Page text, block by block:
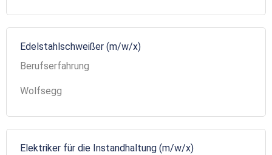
Edelstahlschweißer (m/w/x)
Berufserfahrung
Wolfsegg
Elektriker für die Instandhaltung (m/w/x)